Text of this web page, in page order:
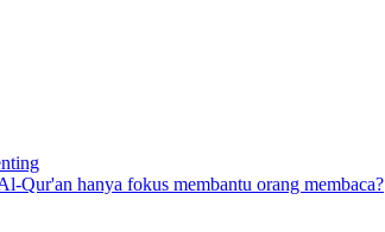
Qur'an hanya fokus membantu orang membaca?